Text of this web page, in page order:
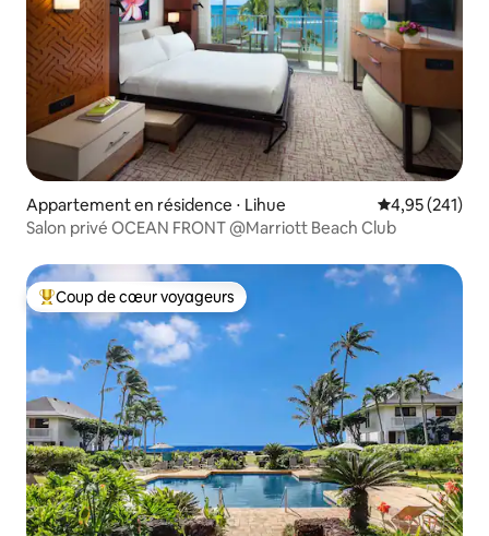
Appartement en résidence ⋅ Lihue Évaluation
4,95 (241)
Salon privé OCEAN FRONT @Marriott Beach Club
Coups de cœur voyageurs les plus appréciés
Coup de cœur voyageurs